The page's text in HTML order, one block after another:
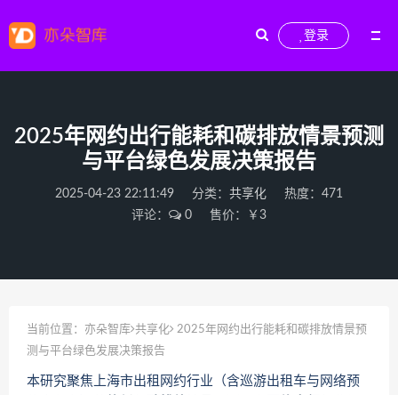
登录
2025年网约出行能耗和碳排放情景预测
与平台绿色发展决策报告
2025-04-23 22:11:49 分类： 共享化
热度：471
评论：
0 售价：￥3
当前位置： 亦朵智库 共享化
2025年网约出行能耗和碳排放情景预
测与平台绿色发展决策报告
本研究聚焦上海市出租网约行业（含巡游出租车与网络预